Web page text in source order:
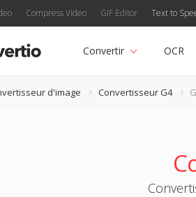
Compress Video GIF Editor Text to
Convertir OCR
d'image Convertisseur G4